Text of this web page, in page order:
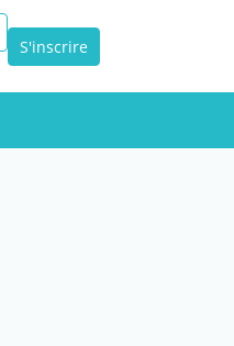
S'inscrire